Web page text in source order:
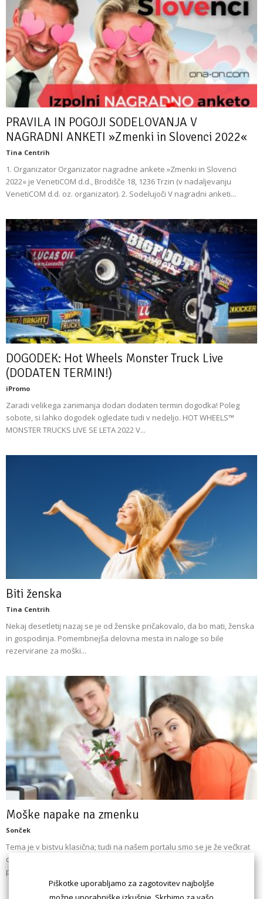
PRAVILA IN POGOJI SODELOVANJA V
NAGRADNI ANKETI »Zmenki in Slovenci 2022«
Tina Centrih
1. Organizator Organizator nagradne ankete »Zmenki in Slovenci
2022« je VenetiCOM d.d., Brodišče 18, 1236 Trzin (v nadaljevanju
VenetiCOM d.d. oz. organizator). 2. Sodelujoči V nagradni anketi...
DOGODEK: Hot Wheels Monster Truck Live
(DODATEN TERMIN!)
iPromo
Zaradi velikega zanimanja dodan dodaten termin dogodka! Poleg
sobote, si lahko dogodek ogledate tudi v nedeljo. HOT WHEELS™
MONSTER TRUCKS LIVE SE LETA 2022 V...
Biti ženska
Tina Centrih
Nekaj desetletij nazaj se je od ženske pričakovalo, da bo mati, ženska
in gospodinja. Pomembnejša delovna mesta in naloge so bile
rezervirane za moški...
Moške napake na zmenku
Sonček
Tema je v bistvu klasična; tudi na našem portalu smo se je že večkrat
dotaknili. Zdaj in tukaj pa se bomo v zanimivo tematiko še dodatno
poglobili.
Piškotke uporabljamo za zagotovitev najboljše